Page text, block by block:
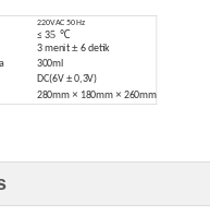
220VAC 50Hz
≤35℃
3 menit± 6 detik
300ml
DC(6V ±0,3V)
280mm × 180mm × 260mm